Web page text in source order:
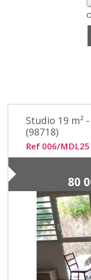
Studio 19 m²
(98718)
Ref 006/MDL25
80